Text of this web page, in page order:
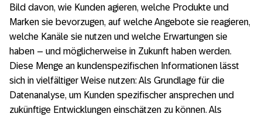
Bild davon, wie Kunden agieren, welche Produkte und
Marken sie bevorzugen, auf welche Angebote sie reagieren,
welche Kanäle sie nutzen und welche Erwartungen sie
haben – und möglicherweise in Zukunft haben werden.
Diese Menge an kundenspezifischen Informationen lässt
sich in vielfältiger Weise nutzen: Als Grundlage für die
Datenanalyse, um Kunden spezifischer ansprechen und
zukünftige Entwicklungen einschätzen zu können. Als